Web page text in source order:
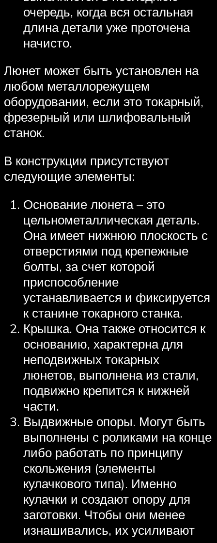
очередь, когда вся остальная
длина детали уже проточена
начисто.
Люнет может быть установлен на
любом металлорежущем
оборудовании, если это токарный,
фрезерный или шлифовальный
станок.
В конструкции присутствуют
следующие элементы:
Основание люнета – это
цельнометаллическая деталь.
Она имеет нижнюю плоскость с
отверстиями под крепежные
болты, за счет которой
приспособление
устанавливается и фиксируется
к станине токарного станка.
Крышка. Она также относится к
основанию, характерна для
неподвижных токарных
люнетов, выполнена из стали,
подвижно крепится к нижней
части.
Выдвижные опоры. Могут быть
выполнены с роликами на конце
либо работать по принципу
скольжения (элементы
кулачкового типа). Именно
кулачки и создают опору для
заготовки. Чтобы они менее
изнашивались, их усиливают